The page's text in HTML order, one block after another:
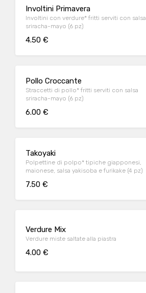
Involtini Primavera
Involtini con verdure* fritti serviti con salsa
sriracha-mayo (6 pz)
4.50 €
Pollo Croccante
Straccetti di pollo* fritti serviti con salsa
sriracha-mayo (6 pz)
6.00 €
Takoyaki
Polpettine di polpo* tipiche giapponesi,
maionese, salsa yakisoba e furikake (4 pz)
7.50 €
Verdure Mix
Verdure miste saltate alla piastra
4.00 €